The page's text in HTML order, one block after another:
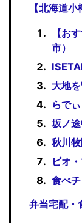
【北海道小
【お
市）
大地
らで
坂ノ途
秋川牧
ビオ
食べ
弁当宅配・